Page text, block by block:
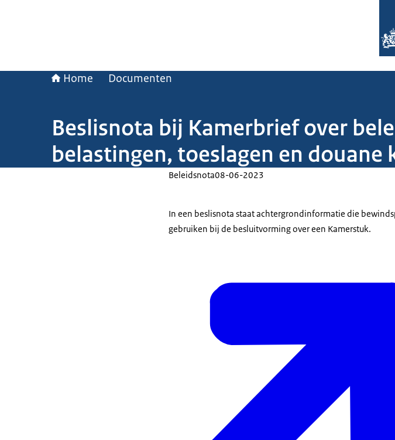
Home Documenten
Beslisnota bij Kamerbrief over
belastingen, toeslagen en
Beleidsnota08-06-2023
In een beslisnota staat achtergrondinformatie die
gebruiken bij de besluitvorming over een Kamerstuk.